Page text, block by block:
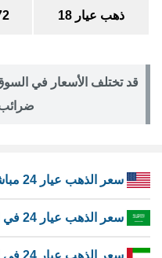
ذهب عيار 18
قد تختلف الأسعار في
سعر الذهب عيار 24 مباشر - عالمي (دولار امريكي)
سعر الذهب عيار 24 في السعودية اليوم
سعر الذهب عيار 24 في الإمارات اليوم